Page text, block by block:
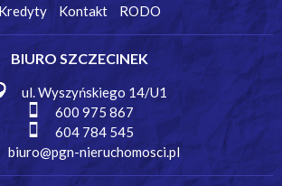
Kontakt RODO
BIURO SZCZECINEK
ul. Wyszyńskiego 14/U1
600 975 867
604 784 545
biuro@pgn-nieruchomosci.pl